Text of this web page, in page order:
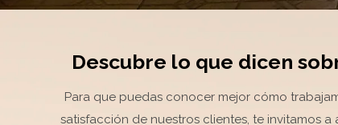
Descubre lo que dicen
Para que puedas conocer mejor cómo
satisfacción de nuestros clientes, te invitamos